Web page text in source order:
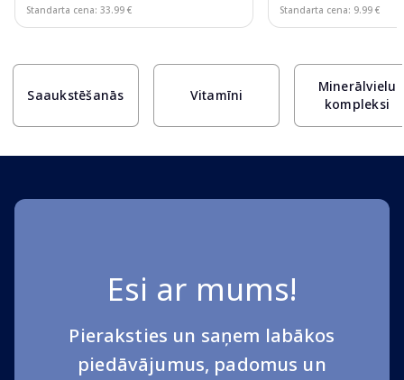
Standarta cena: 33.99 € Standarta cena: 9.99 €
Saaukstēšanās Vitamīni
Minerālvielu
kompleksi
Esi ar mums!
Pieraksties un saņem labākos
piedāvājumus, padomus un